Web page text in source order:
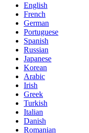
English
French
German
Portuguese
Spanish
Russian
Japanese
Korean
Arabic
Irish
Greek
Turkish
Italian
Danish
Romanian